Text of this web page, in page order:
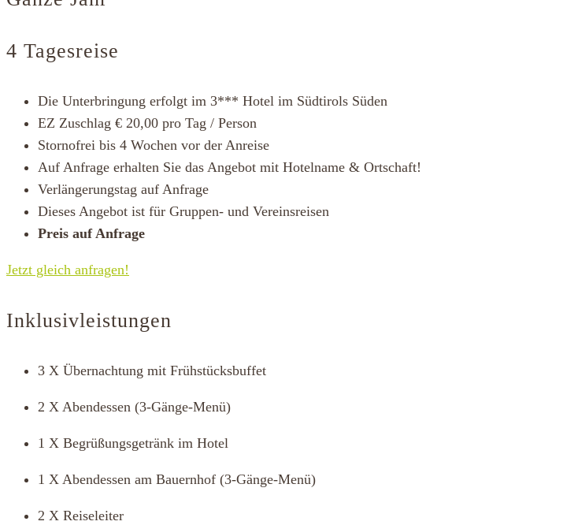
4 Tagesreise
Die Unterbringung erfolgt im 3*** Hotel im Südtirols Süden
EZ Zuschlag € 20,00 pro Tag / Person
Stornofrei bis 4 Wochen vor der Anreise
Auf Anfrage erhalten Sie das Angebot mit Hotelname & Ortschaft!
Verlängerungstag auf Anfrage
Dieses Angebot ist für Gruppen- und Vereinsreisen
Preis auf Anfrage
Jetzt gleich anfragen!
Inklusivleistungen
3 X Übernachtung mit Frühstücksbuffet
2 X Abendessen (3-Gänge-Menü)
1 X Begrüßungsgetränk im Hotel
1 X Abendessen am Bauernhof (3-Gänge-Menü)
2 X Reiseleiter